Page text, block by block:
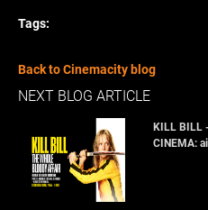
Tags:
Back to Cinemacity blog
NEXT BLOG ARTICLE
KILL BILL
CINEMA: